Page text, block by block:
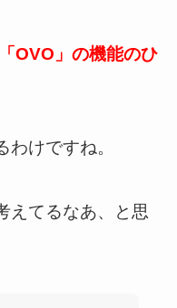
OVO」の機能のひ
けですね。
えてるなあ、と思